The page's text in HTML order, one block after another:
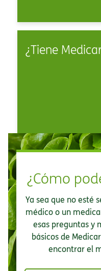
¿Tiene
¿Cómo
Ya sea que no esté
médico o un
esas preguntas y
básicos de
encontrar el